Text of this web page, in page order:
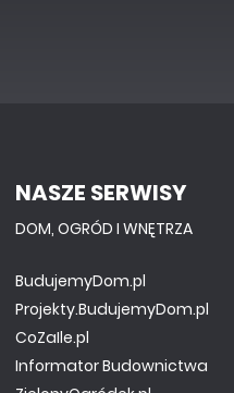
NASZE SERWISY
DOM, OGRÓD I WNĘTRZA
BudujemyDom.pl
Projekty.BudujemyDom.pl
CoZaIle.pl
Informator Budownictwa